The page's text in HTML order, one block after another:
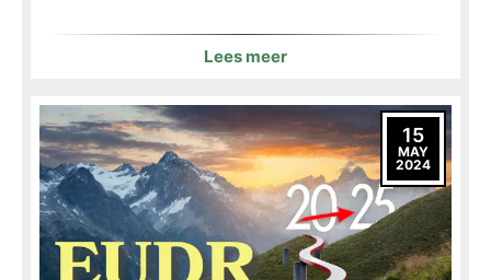
Lees meer
15
MAY
2024